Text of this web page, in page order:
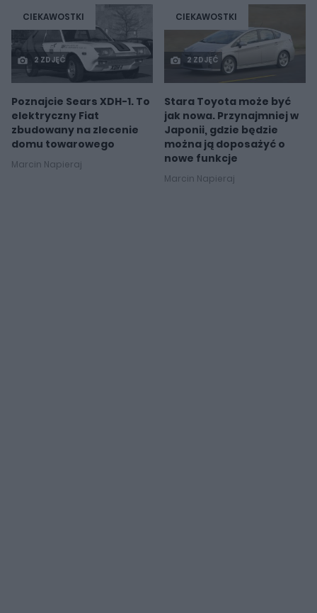
CIEKAWOSTKI
2 ZDJĘĆ
Poznajcie Sears XDH-1. To
elektryczny Fiat
zbudowany na zlecenie
domu towarowego
Marcin Napieraj
CIEKAWOSTKI
2 ZDJĘĆ
Stara Toyota może być
jak nowa. Przynajmniej w
Japonii, gdzie będzie
można ją doposażyć o
nowe funkcje
Marcin Napieraj